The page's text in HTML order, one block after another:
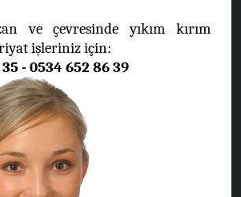
ve çevresinde yıkım kırım
işleriniz için:
- 0534 652 86 39